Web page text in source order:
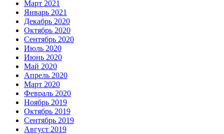
Март 2021
Январь 2021
Декабрь 2020
Октябрь 2020
Сентябрь 2020
Июль 2020
Июнь 2020
Май 2020
Апрель 2020
Март 2020
Февраль 2020
Ноябрь 2019
Октябрь 2019
Сентябрь 2019
Август 2019